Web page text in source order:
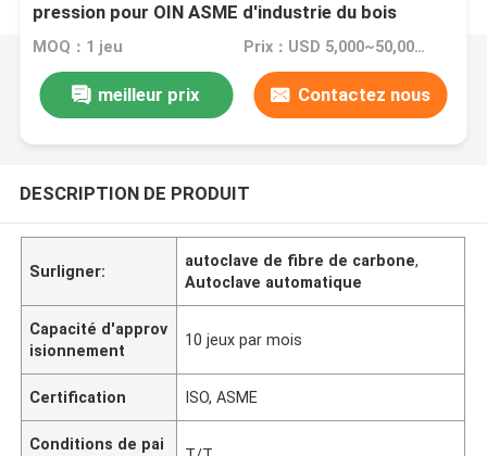
pression pour OIN ASME d'industrie du bois
énumérée
MOQ：1 jeu Prix：USD 5,000~50,000 set
meilleur prix Contactez nous
DESCRIPTION DE PRODUIT
Surligner:
autoclave de fibre de carbone,
Autoclave automatique
Capacité d'approv
isionnement
10 jeux par mois
Certification ISO, ASME
Conditions de pai